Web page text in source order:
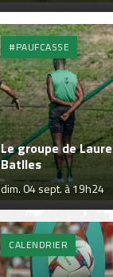
#PAUFCASSE
Le groupe de
Batlles
dim. 04 sept. à 19h24
CALENDRIER